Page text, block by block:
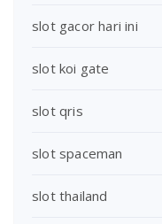
slot gacor hari ini
slot koi gate
slot qris
slot spaceman
slot thailand